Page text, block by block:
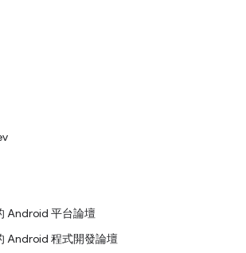
Android 平台論壇
Android 程式開發論壇